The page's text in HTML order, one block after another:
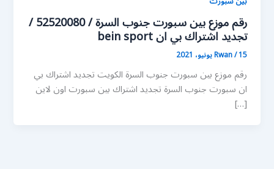
رقم موزع بين سبورت جنوب السرة / 52520080 /
تجديد اشتراك بي ان bein sport
Rwan/15 يونيو، 2021
رقم موزع بين سبورت جنوب السرة الكويت تجديد اشتراك بي
ان سبورت جنوب السرة تجديد اشتراك بين سبورت اون لاين
[…]